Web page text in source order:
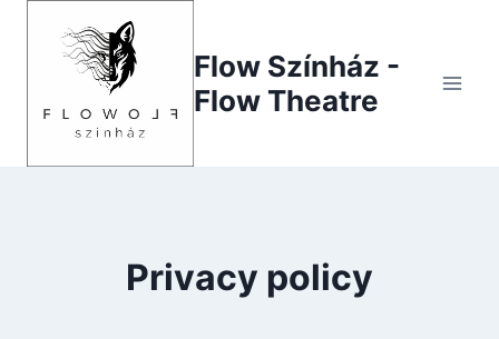
Flow Színház -
Flow Theatre
Privacy policy